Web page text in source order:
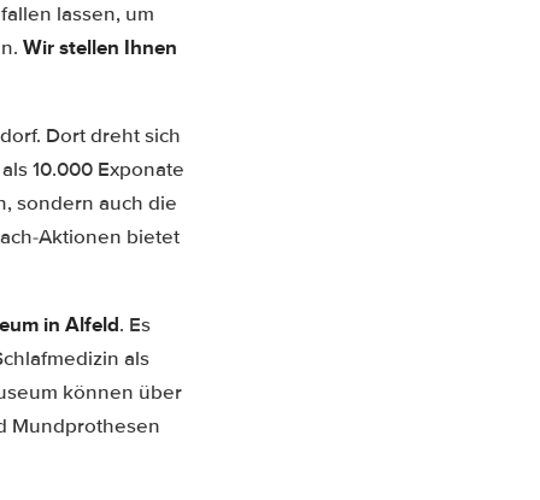
lassen, um
Wir stellen Ihnen
Dort dreht sich
10.000 Exponate
sondern auch die
Aktionen bietet
in Alfeld. Es
als
können über
Mundprothesen